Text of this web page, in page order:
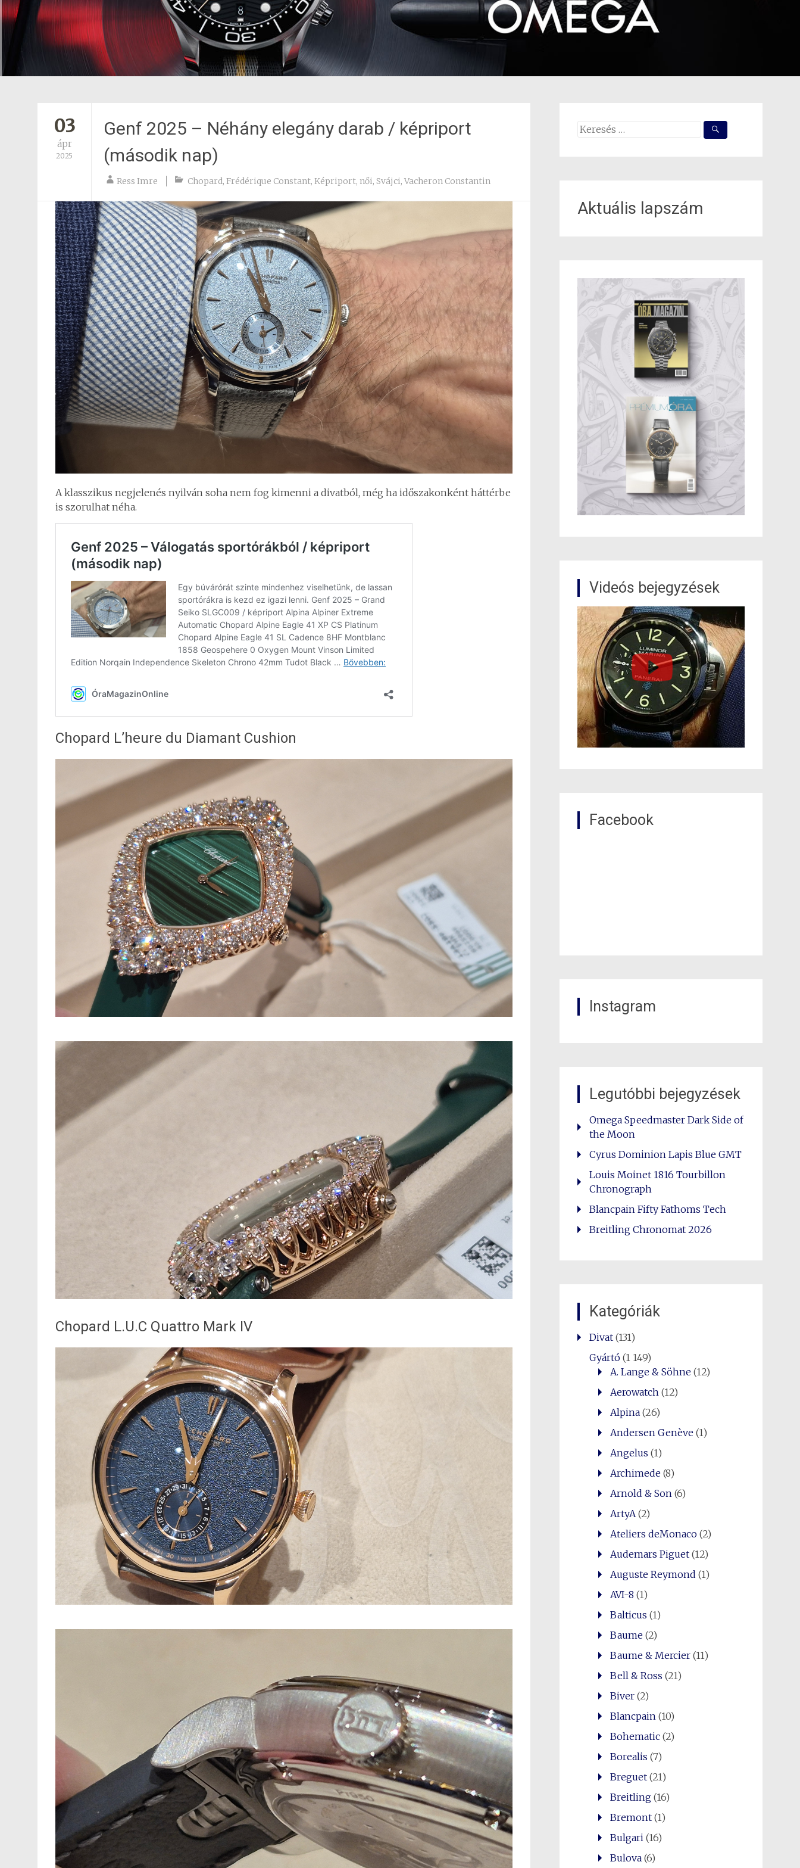
03
ápr
2025
Genf 2025 – Néhány elegány darab / képriport
(második nap)
Ress Imre Chopard, Frédérique Constant, Képriport, női, Svájci, Vacheron Constantin
A klasszikus negjelenés nyilván soha nem fog kimenni a divatból, még ha időszakonként háttérbe
is szorulhat néha.
Chopard L’heure du Diamant Cushion
Chopard L.U.C Quattro Mark IV
Search
Aktuális lapszám
Videós bejegyzések
Facebook
Instagram
Legutóbbi bejegyzések
Omega Speedmaster Dark Side of
the Moon
Cyrus Dominion Lapis Blue GMT
Louis Moinet 1816 Tourbillon
Chronograph
Blancpain Fifty Fathoms Tech
Breitling Chronomat 2026
Kategóriák
Divat(131)
Gyártó(1 149)
A. Lange & Söhne(12)
Aerowatch (12)
Alpina(26)
Andersen Genève(1)
Angelus (1)
Archimede(8)
Arnold & Son (6)
ArtyA (2)
Ateliers deMonaco(2)
Audemars Piguet(12)
Auguste Reymond (1)
AVI-8 (1)
Balticus (1)
Baume(2)
Baume & Mercier(11)
Bell & Ross (21)
Biver(2)
Blancpain (10)
Bohematic(2)
Borealis (7)
Breguet(21)
Breitling(16)
Bremont(1)
Bulgari (16)
Bulova(6)